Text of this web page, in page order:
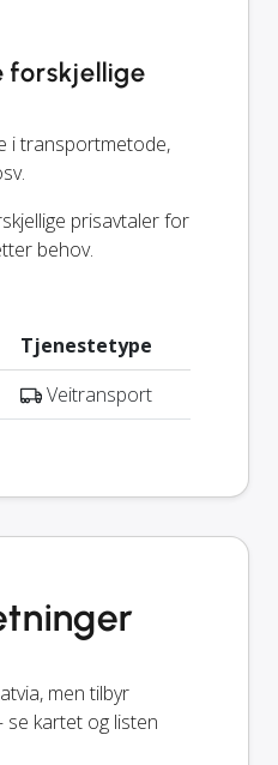
forskjellige
i transportmetode,
prisavtaler for
behov.
Tjenestetype
Veitransport
men tilbyr
kartet og listen